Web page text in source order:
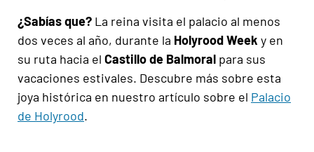
¿Sabías que? La reina visita el palacio al menos
dos veces al año, durante la Holyrood Week y en
su ruta hacia el Castillo de Balmoral para sus
vacaciones estivales. Descubre más sobre esta
joya histórica en nuestro artículo sobre el Palacio
de Holyrood.